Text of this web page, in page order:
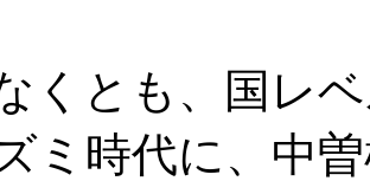
くとも、国レベ
ミ時代に、中